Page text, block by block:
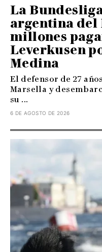
La
argentina del
millones
Leverkusen
Medina
El defensor de 27
Marsella y
su ...
6 DE AGOSTO DE 2026